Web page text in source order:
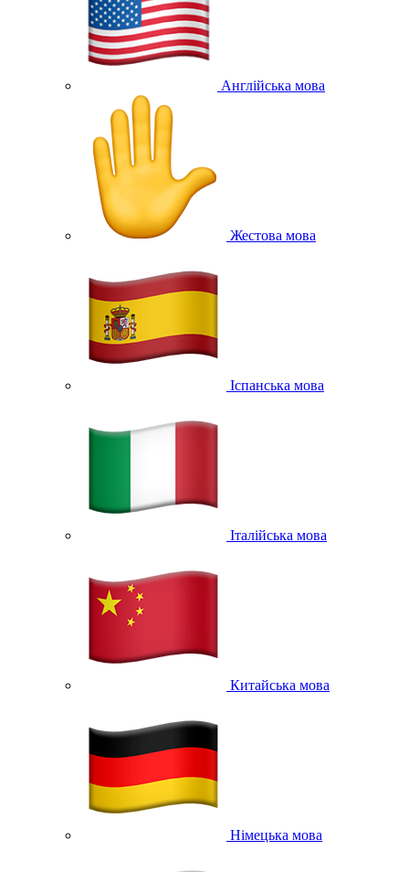
Англійська мова
Жестова мова
Іспанська мова
Італійська мова
Китайська мова
Німецька мова